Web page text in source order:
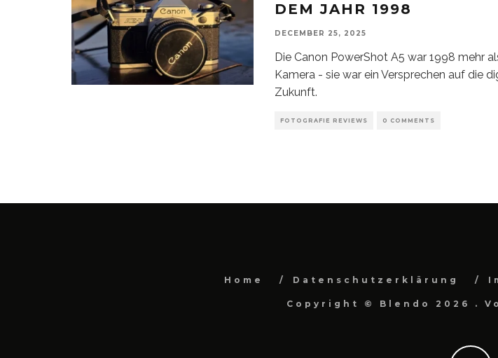
DEM JAHR 1998
DECEMBER 25, 2025
Die Canon PowerShot A5 war 1998 mehr
Kamera - sie war ein Versprechen auf die
Zukunft.
FOTOGRAFIE REVIEWS 0 COMMENTS
Home Datenschutzerklärung
Copyright © Blendo 2026 .